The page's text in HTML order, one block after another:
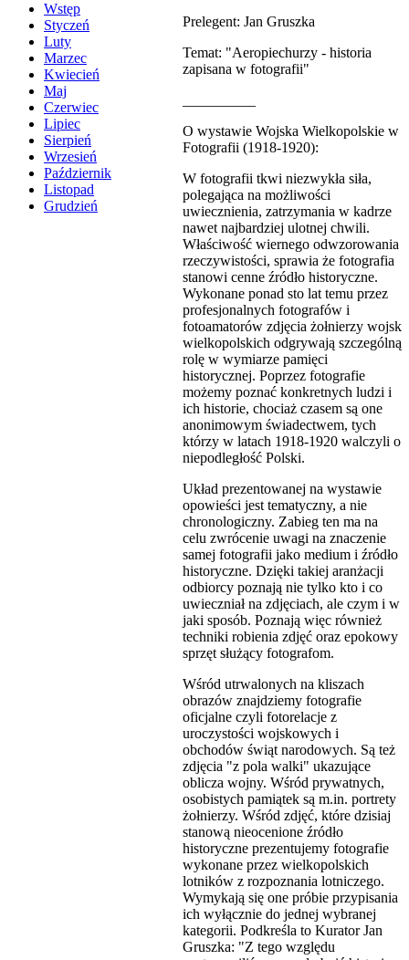
Wstęp
Styczeń
Luty
Marzec
Kwiecień
Maj
Czerwiec
Lipiec
Sierpień
Wrzesień
Październik
Listopad
Grudzień
Prelegent: Jan Gruszka
Temat: "Aeropiechurzy - historia
zapisana w fotografii"
O wystawie Wojska Wielkopolskie w
Fotografii (1918-1920):
W fotografii tkwi niezwykła siła,
polegająca na możliwości
uwiecznienia, zatrzymania w kadrze
nawet najbardziej ulotnej chwili.
Właściwość wiernego odwzorowania
rzeczywistości, sprawia że fotografia
stanowi cenne źródło historyczne.
Wykonane ponad sto lat temu przez
profesjonalnych fotografów i
fotoamatorów zdjęcia żołnierzy wojsk
wielkopolskich odgrywają szczególną
rolę w wymiarze pamięci
historycznej. Poprzez fotografie
możemy poznać konkretnych ludzi i
ich historie, chociaż czasem są one
anonimowym świadectwem, tych
którzy w latach 1918-1920 walczyli o
niepodległość Polski.
Układ prezentowanej na wystawie
opowieści jest tematyczny, a nie
chronologiczny. Zabieg ten ma na
celu zwrócenie uwagi na znaczenie
samej fotografii jako medium i źródło
historyczne. Dzięki takiej aranżacji
odbiorcy poznają nie tylko kto i co
uwieczniał na zdjęciach, ale czym i w
jaki sposób. Poznają więc również
techniki robienia zdjęć oraz epokowy
sprzęt służący fotografom.
Wśród utrwalonych na kliszach
obrazów znajdziemy fotografie
oficjalne czyli fotorelacje z
uroczystości wojskowych i
obchodów świąt narodowych. Są też
zdjęcia "z pola walki" ukazujące
oblicza wojny. Wśród prywatnych,
osobistych pamiątek są m.in. portrety
żołnierzy. Wśród zdjęć, które dzisiaj
stanową nieocenione źródło
historyczne prezentujemy fotografie
wykonane przez wielkopolskich
lotników z rozpoznania lotniczego.
Wymykają się one próbie przypisania
ich wyłącznie do jednej wybranej
kategorii. Podkreśla to Kurator Jan
Gruszka: "Z tego względu